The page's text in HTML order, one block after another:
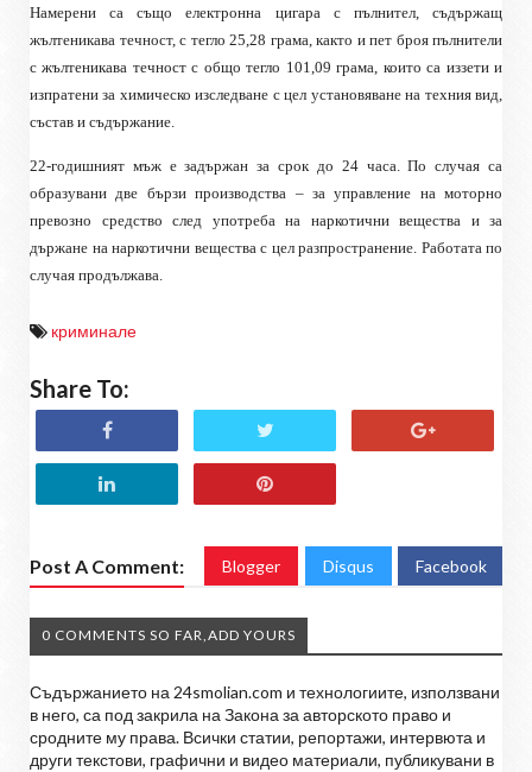
Намерени са също електронна цигара с пълнител, съдържащ
жълтеникава течност, с тегло 25,28 грама, както и пет броя пълнители
с жълтеникава течност с общо тегло 101,09 грама, които са иззети и
изпратени за химическо изследване с цел установяване на техния вид,
състав и съдържание.
22-годишният мъж е задържан за срок до 24 часа. По случая са
образувани две бързи производства – за управление на моторно
превозно средство след употреба на наркотични вещества и за
държане на наркотични вещества с цел разпространение. Работата по
случая продължава.
криминале
Share To:
Post A Comment: Blogger Disqus Facebook
0 COMMENTS SO FAR,ADD YOURS
Съдържанието на 24smolian.com и технологиите, използвани
в него, са под закрила на Закона за авторското право и
сродните му права. Всички статии, репортажи, интервюта и
други текстови, графични и видео материали, публикувани в